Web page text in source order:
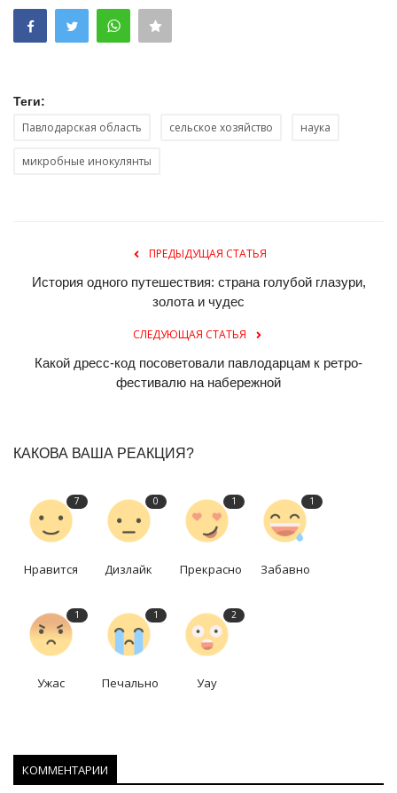
Теги:
Павлодарская область сельское хозяйство наука
микробные инокулянты
ПРЕДЫДУЩАЯ СТАТЬЯ
История одного путешествия: страна голубой глазури,
золота и чудес
СЛЕДУЮЩАЯ СТАТЬЯ
Какой дресс-код посоветовали павлодарцам к ретро-
фестивалю на набережной
КАКОВА ВАША РЕАКЦИЯ?
7
Нравится
0
Дизлайк
1
Прекрасно
1
Забавно
1
Ужас
1
Печально
2
Уау
КОММЕНТАРИИ